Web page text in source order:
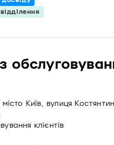
Київ, вулиця
клієнтів